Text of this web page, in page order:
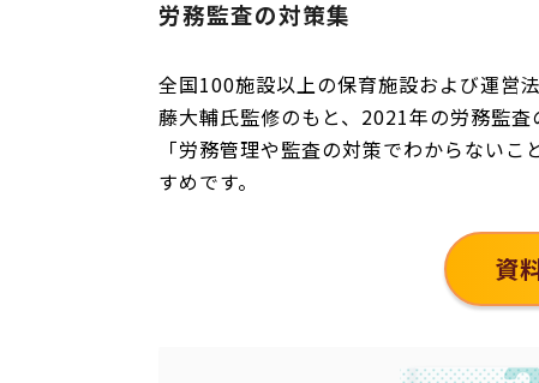
労務監査の対策集
全国100施設以上の保育施設および運営
藤大輔氏監修のもと、2021年の労務監査
「労務管理や監査の対策でわからない
すめです。
資